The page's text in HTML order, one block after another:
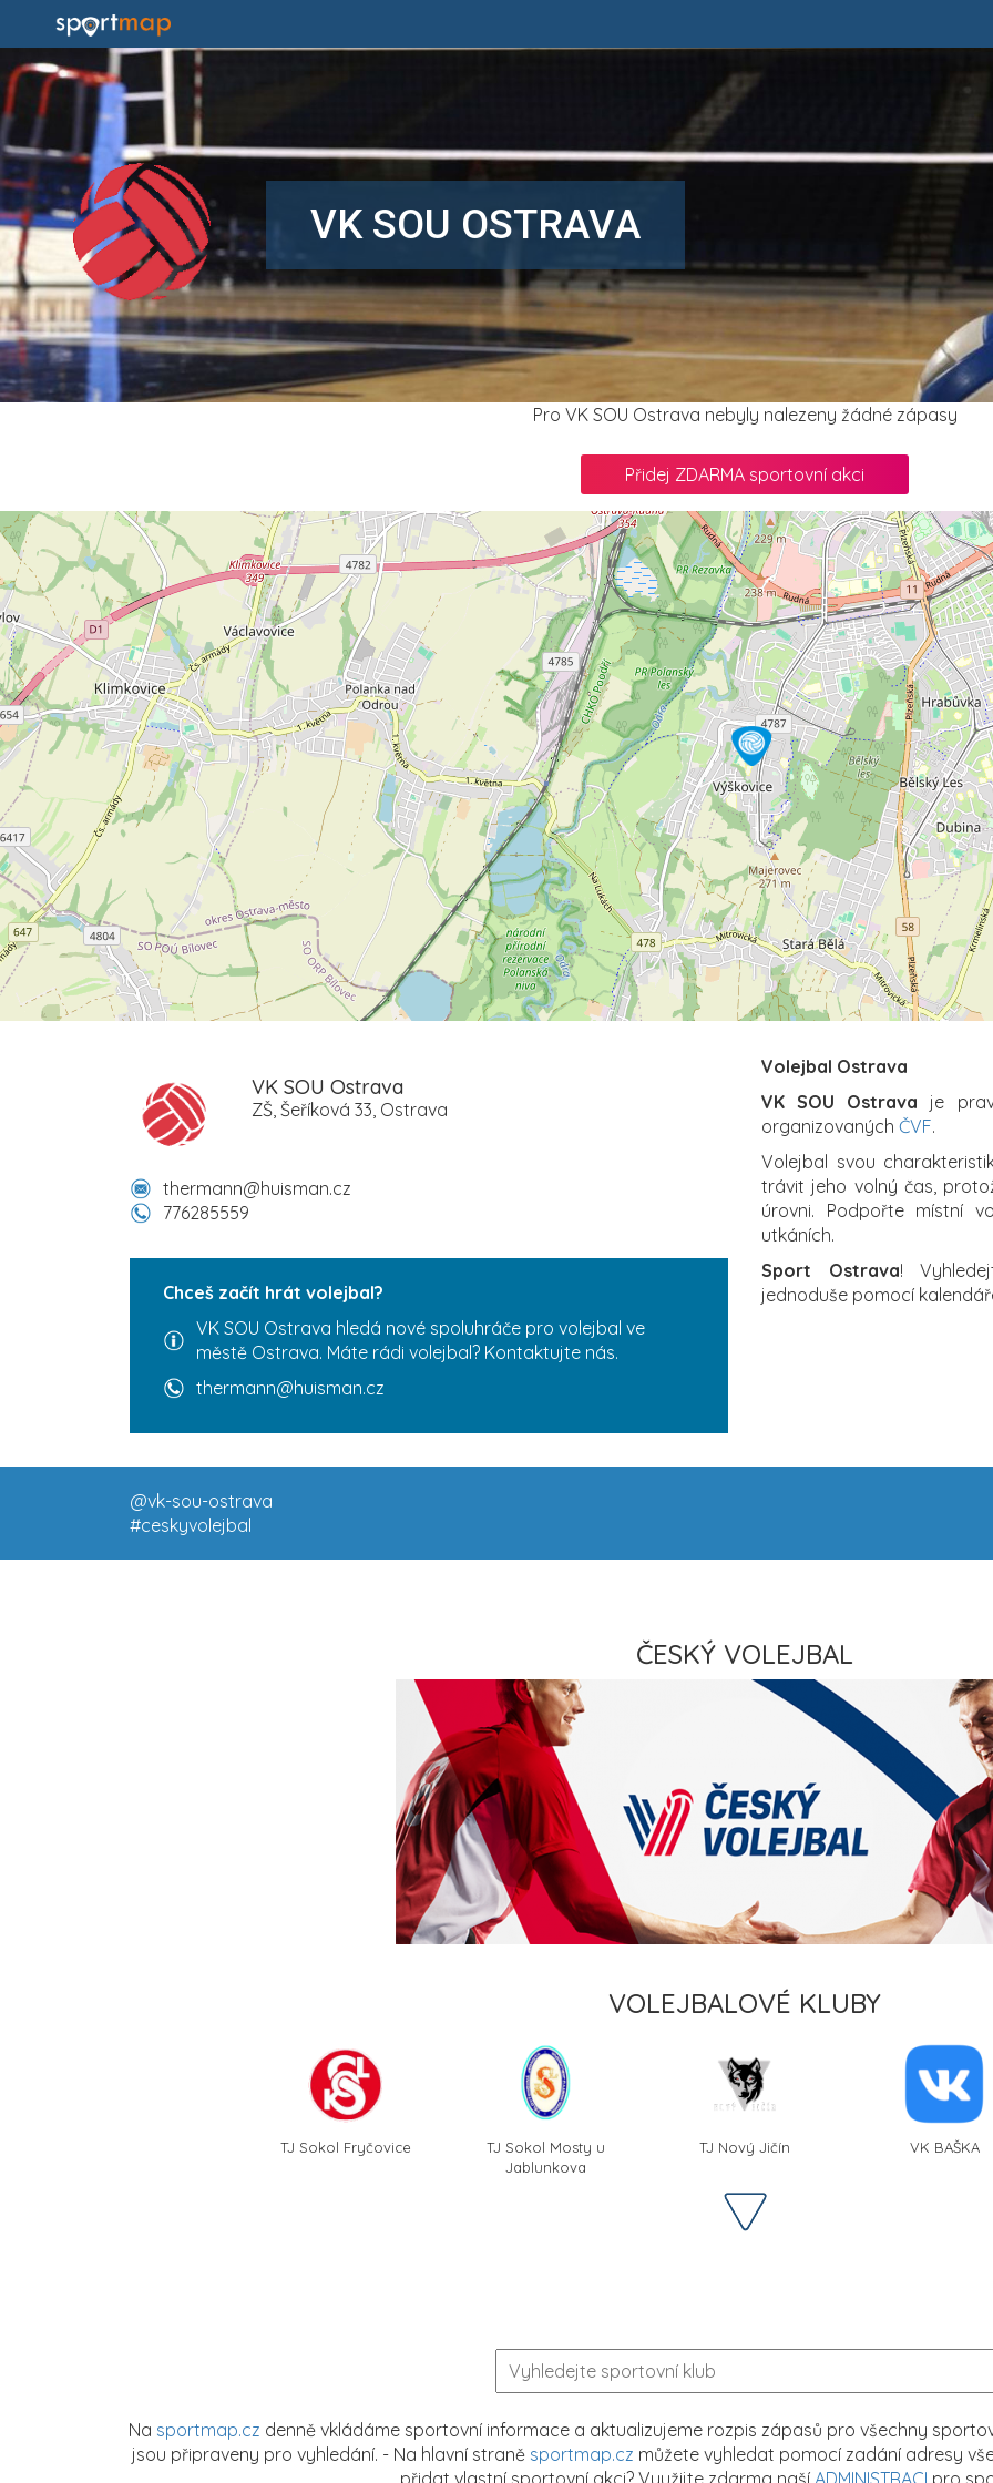
VK SOU OSTRAVA
Pro VK SOU Ostrava nebyly nalezeny žádné zápasy
Přidej ZDARMA sportovní akci
VK SOU Ostrava
ZŠ, Šeříková 33, Ostrava
thermann@huisman.cz
776285559
Chceš začít hrát volejbal?
VK SOU Ostrava hledá nové spoluhráče pro volejbal ve
městě Ostrava. Máte rádi volejbal? Kontaktujte nás.
thermann@huisman.cz
Volejbal Ostrava
VK SOU Ostrava je
organizovaných ČVF.
Volejbal svou
trávit jeho volný čas,
úrovni. Podpořte místní
utkáních.
Sport Ostrava!
jednoduše pomocí
@vk-sou-ostrava
#ceskyvolejbal
ČESKÝ VOLEJBAL
VOLEJBALOVÉ KLUBY
TJ Sokol Fryčovice
TJ Sokol Mosty u
Jablunkova
TJ Nový Jičín VK BAŠKA
Na sportmap.cz denně vkládáme sportovní informace a aktualizujeme rozpis zápasů pro všechny
jsou připraveny pro vyhledání. - Na hlavní straně sportmap.cz můžete vyhledat pomocí zadání adresy
přidat vlastní sportovní akci? Využijte zdarma naší ADMINISTRACI pro